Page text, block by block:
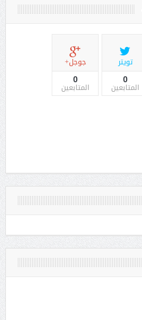
تويتر
0
المتابعين
جوجل+
0
المتابعين